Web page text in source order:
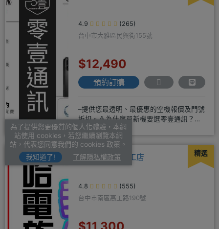
4.9
(265)
台中市大雅區民興街155號
$12,490
預約訂購
–提供您最透明、最優惠的空機報價及門號
折扣。🔺為什麼買新機要選零壹通訊？
◎APPLE授權經銷商、SAM
精選
哈電族通訊-高工店
4.8
(555)
台中市南區高工路190號
$11,300
為了提供您更優質的個人化體驗，本網
站使用 cookies，若您繼續瀏覽本網
站，代表您同意我們的 cookies 政策。
我知道了!
了解隱私權政策